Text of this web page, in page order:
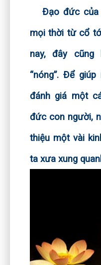
Đạo đức của
mọi thời từ cổ
nay, đây
“nóng”. Để
đánh giá một
đức con người,
thiệu một vài
ta xưa xung